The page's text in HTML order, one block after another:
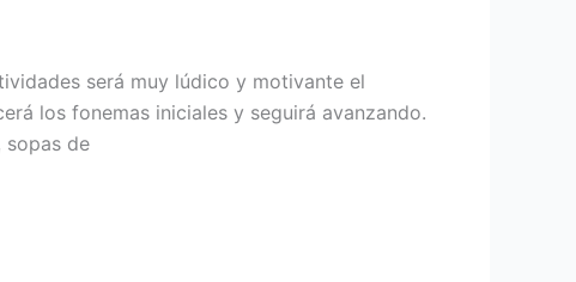
será muy lúdico y motivante el
los fonemas iniciales y seguirá avanzando.
sopas de